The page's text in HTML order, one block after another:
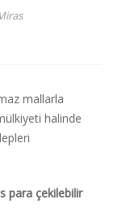
mallarla
halinde
para çekilebilir